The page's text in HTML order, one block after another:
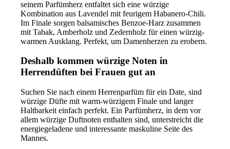
seinem Parfümherz entfaltet sich eine würzige
Kombination aus Lavendel mit feurigem Habanero-Chili.
Im Finale sorgen balsamisches Benzoe-Harz zusammen
mit Tabak, Amberholz und Zedernholz für einen würzig-
warmen Ausklang. Perfekt, um Damenherzen zu erobern.
Deshalb kommen würzige Noten in
Herrendüften bei Frauen gut an
Suchen Sie nach einem Herrenparfüm für ein Date, sind
würzige Düfte mit warm-würzigem Finale und langer
Haltbarkeit einfach perfekt. Ein Parfümherz, in dem vor
allem würzige Duftnoten enthalten sind, unterstreicht die
energiegeladene und interessante maskuline Seite des
Mannes.